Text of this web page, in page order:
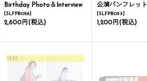
Birthday Photo＆Interview
[SLFPB056]
2,600円 (税込)
公演パンフレット
[SLFPB053]
1,200円 (税込)